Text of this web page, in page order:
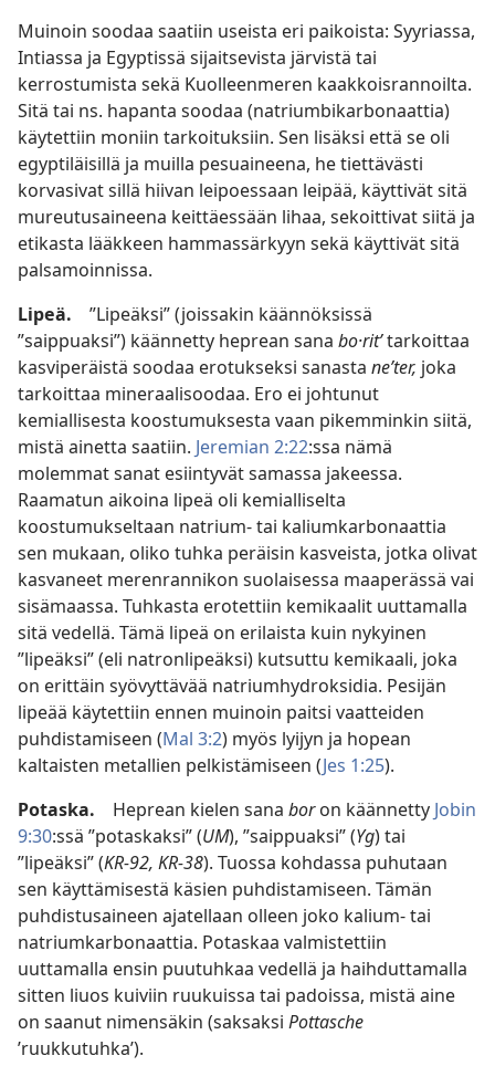
Muinoin soodaa saatiin useista eri paikoista: Syyriassa,
Intiassa ja Egyptissä sijaitsevista järvistä tai
kerrostumista sekä Kuolleenmeren kaakkoisrannoilta.
Sitä tai ns. hapanta soodaa (natriumbikarbonaattia)
käytettiin moniin tarkoituksiin. Sen lisäksi että se oli
egyptiläisillä ja muilla pesuaineena, he tiettävästi
korvasivat sillä hiivan leipoessaan leipää, käyttivät sitä
mureutusaineena keittäessään lihaa, sekoittivat siitä ja
etikasta lääkkeen hammassärkyyn sekä käyttivät sitä
palsamoinnissa.
Lipeä. ”Lipeäksi” (joissakin käännöksissä
”saippuaksi”) käännetty heprean sana bo·ritʹtarkoittaa
kasviperäistä soodaa erotukseksi sanasta neʹter, joka
tarkoittaa mineraalisoodaa. Ero ei johtunut
kemiallisesta koostumuksesta vaan pikemminkin siitä,
mistä ainetta saatiin. Jeremian 2:22:ssa nämä
molemmat sanat esiintyvät samassa jakeessa.
Raamatun aikoina lipeä oli kemialliselta
koostumukseltaan natrium- tai kaliumkarbonaattia
sen mukaan, oliko tuhka peräisin kasveista, jotka olivat
kasvaneet merenrannikon suolaisessa maaperässä vai
sisämaassa. Tuhkasta erotettiin kemikaalit uuttamalla
sitä vedellä. Tämä lipeä on erilaista kuin nykyinen
”lipeäksi” (eli natronlipeäksi) kutsuttu kemikaali, joka
on erittäin syövyttävää natriumhydroksidia. Pesijän
lipeää käytettiin ennen muinoin paitsi vaatteiden
puhdistamiseen (Mal 3:2) myös lyijyn ja hopean
kaltaisten metallien pelkistämiseen (Jes 1:25).
Potaska. Heprean kielen sana boron käännetty Jobin
9:30:ssä ”potaskaksi” (UM), ”saippuaksi” (Yg) tai
”lipeäksi” (KR-92, KR-38). Tuossa kohdassa puhutaan
sen käyttämisestä käsien puhdistamiseen. Tämän
puhdistusaineen ajatellaan olleen joko kalium- tai
natriumkarbonaattia. Potaskaa valmistettiin
uuttamalla ensin puutuhkaa vedellä ja haihduttamalla
sitten liuos kuiviin ruukuissa tai padoissa, mistä aine
on saanut nimensäkin (saksaksi Pottasche
’ruukkutuhka’).